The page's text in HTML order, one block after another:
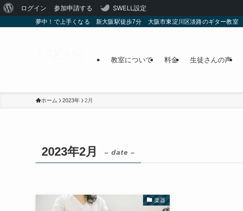
WordPress
ログイン 参加申請する SWELL設定
夢中！で上手くなる 新大阪駅徒歩7分 大阪市東淀川区淡路のギター教室
教室について 料金 生徒さんの声
ホーム 2023年 2月
2023年2月 – date –
楽器